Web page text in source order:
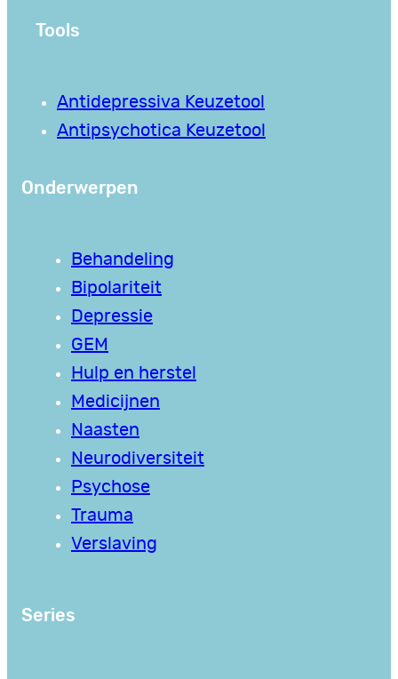
Tools
Antidepressiva Keuzetool
Antipsychotica Keuzetool
Onderwerpen
Behandeling
Bipolariteit
Depressie
GEM
Hulp en herstel
Medicijnen
Naasten
Neurodiversiteit
Psychose
Trauma
Verslaving
Series